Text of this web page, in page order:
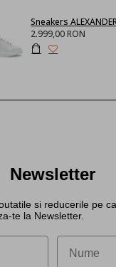
2.999,00 RON
Newsletter
si reducerile pe
te la Newsletter.